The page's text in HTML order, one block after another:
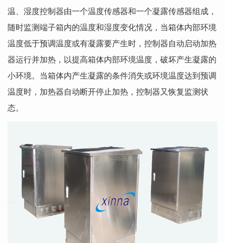
温、湿度控制器由一个温度传感器和一个凝露传感器组成，
随时监测端子箱内的温度和湿度变化情况，当箱体内部环境
温度低于预调温度或有凝露要产生时，控制器自动启动加热
器运行并加热，以提高箱体内部环境温度，破坏产生凝露的
小环境。当箱体内产生凝露的条件消失或环境温度达到预调
温度时，加热器自动断开停止加热，控制器又恢复监测状
态。